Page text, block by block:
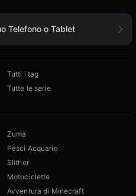
Telefono o Tablet
Tutti i tag
Tutte le serie
Zuma
Pesci Acquario
Slither
Motociclette
Avventura di Minecraft